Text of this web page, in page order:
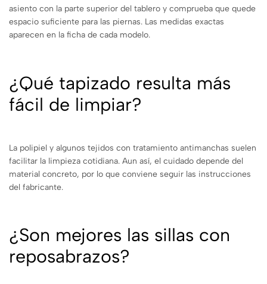
asiento con la parte superior del tablero y comprueba que quede
espacio suficiente para las piernas. Las medidas exactas
aparecen en la ficha de cada modelo.
¿Qué tapizado resulta más
fácil de limpiar?
La polipiel y algunos tejidos con tratamiento antimanchas suelen
facilitar la limpieza cotidiana. Aun así, el cuidado depende del
material concreto, por lo que conviene seguir las instrucciones
del fabricante.
¿Son mejores las sillas con
reposabrazos?